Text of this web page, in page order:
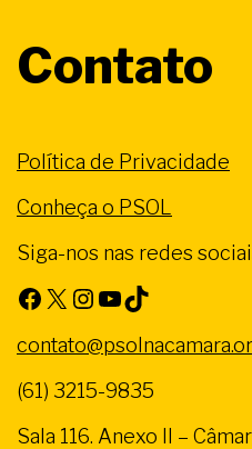
Contato
Política de Privacidade
Conheça o PSOL
Siga-nos nas redes
Facebook X Instagram Youtube TikTok
(61) 3215-9835
Sala 116. Anexo II –